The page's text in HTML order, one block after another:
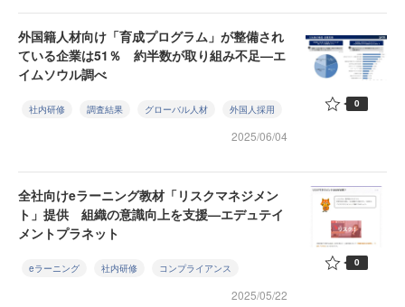
外国籍人材向け「育成プログラム」が整備され
ている企業は51％ 約半数が取り組み不足—エ
イムソウル調べ
社内研修 調査結果 グローバル人材 外国人採用
2025/06/04
0
全社向けeラーニング教材「リスクマネジメン
ト」提供 組織の意識向上を支援—エデュテイ
メントプラネット
eラーニング 社内研修 コンプライアンス
2025/05/22
0